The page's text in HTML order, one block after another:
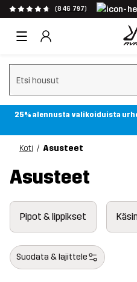
(846 797)
Tyhjennä haku
25% alennusta valikoiduista
Koti Asusteet
Asusteet
Pipot & lippikset
Suodata & lajittele